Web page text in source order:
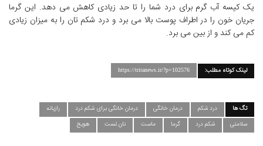
یک کیسه آب گرم برای درد شما را تا حد زیادی کاهش می دهد. این گرما
جریان خون را در اطراف پوست بالا می برد و درد شکم تان را به میزان زیادی
کم می کند و از بین می برد.
لینک کوتاه مطلب: https://tritanews.ir/?p=102576
تگ ها درد شکم درمان خانگی درمان خانگی برای شکم درد
رازیانه
سلامتی
شکم درد گرما ماست نان تست هویج